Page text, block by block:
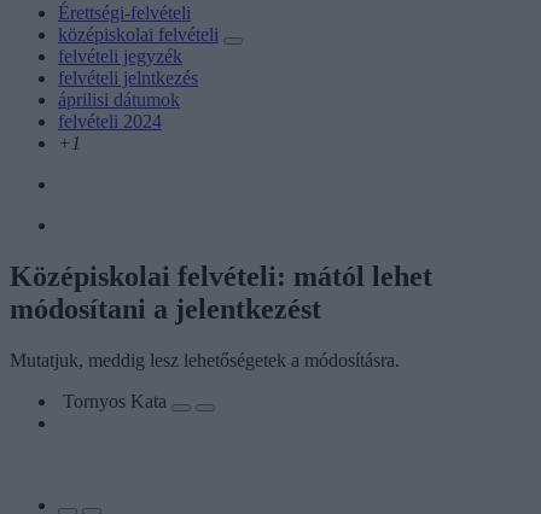
Érettségi-felvételi
középiskolai felvételi
felvételi jegyzék
felvételi jelntkezés
áprilisi dátumok
felvételi 2024
+1
Középiskolai felvételi: mától lehet
módosítani a jelentkezést
Mutatjuk, meddig lesz lehetőségetek a módosításra.
Tornyos Kata